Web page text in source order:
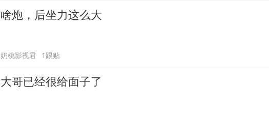
啥炮，后坐力这么大
奶桃影视君 1跟贴
大哥已经很给面子了